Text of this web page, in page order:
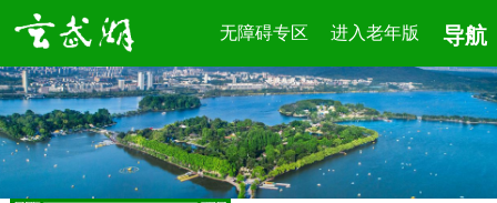
无障碍专区 进入老年版 导航